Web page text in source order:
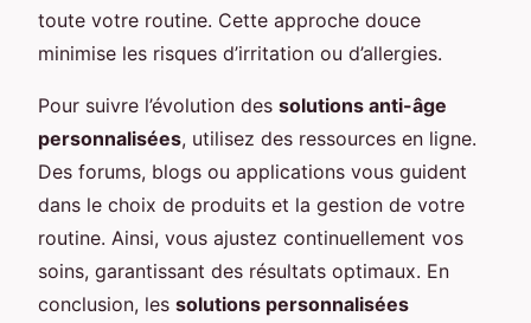
toute votre routine. Cette approche douce
minimise les risques d’irritation ou d’allergies.
Pour suivre l’évolution des solutions anti-âge
personnalisées, utilisez des ressources en ligne.
Des forums, blogs ou applications vous guident
dans le choix de produits et la gestion de votre
routine. Ainsi, vous ajustez continuellement vos
soins, garantissant des résultats optimaux. En
conclusion, les solutions personnalisées